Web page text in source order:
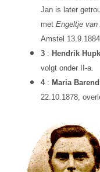
Jan is later
met Engeltje van
Amstel 13.9.1884.
3 : Hendrik
volgt onder II-a.
4 : Maria
22.10.1878,